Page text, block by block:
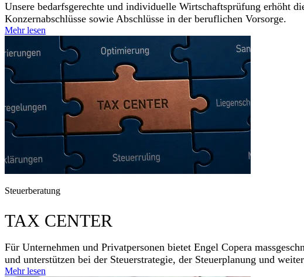
Unsere bedarfsgerechte und individuelle Wirtschafts­prüfung erhöht
Konzern­abschlüsse sowie Abschlüsse in der beruflichen Vorsorge.
Mehr lesen
Steuerberatung
TAX CENTER
Für Unternehmen und Privat­personen bietet Engel Copera
und unterstützen bei der Steuer­strategie, der Steuer­planung und
Mehr lesen